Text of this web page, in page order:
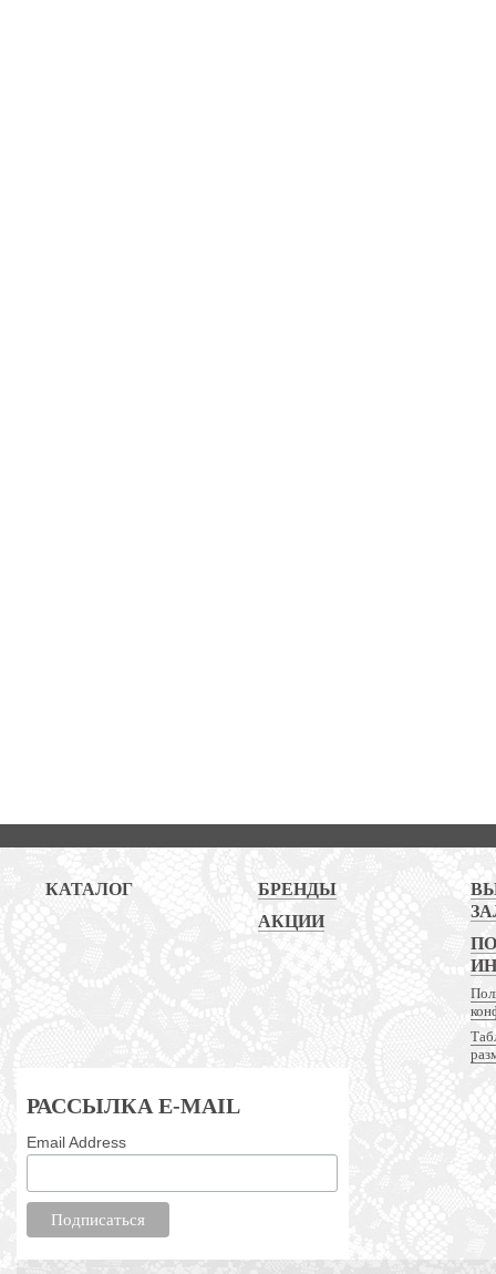
КАТАЛОГ
БРЕНДЫ
АКЦИИ
РАССЫЛКА E-MAIL
Email Address